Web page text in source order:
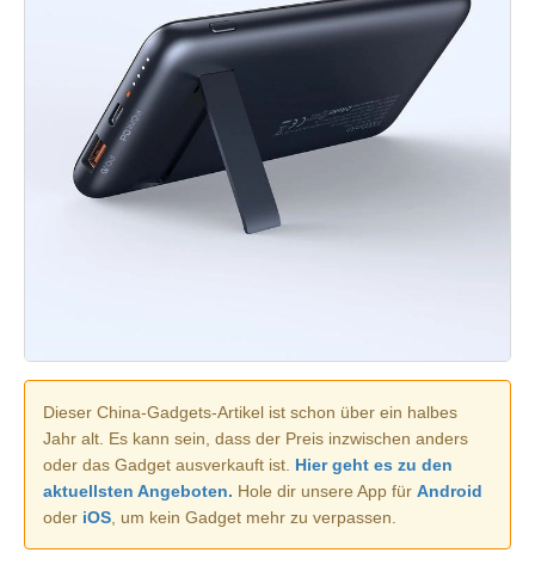
Dieser China-Gadgets-Artikel ist schon über ein halbes
Jahr alt. Es kann sein, dass der Preis inzwischen anders
oder das Gadget ausverkauft ist. Hier geht es zu den
aktuellsten Angeboten. Hole dir unsere App für Android
oder iOS , um kein Gadget mehr zu verpassen.